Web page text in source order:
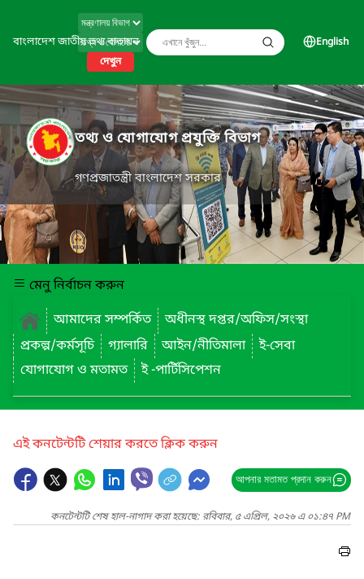
বাংলাদেশ জাতীয় তথ্য বাতায়ন
দেখুন
English
তথ্য ও যোগাযোগ প্রযুক্তি বিভাগ
গণপ্রজাতন্ত্রী বাংলাদেশ সরকার
মেনু নির্বাচন করুন
আমাদের সম্পর্কিত
অধীনস্থ দপ্তর/অফিস/সংস্থা
প্রকল্প/কর্মসূচি
গ্যালারি আইন/নীতিমালা
ই-সেবা
যোগাযোগ ও মতামত
ই -পার্টিসিপেশন
এই কনটেন্টটি শেয়ার করতে ক্লিক করুন
আপনার মতামত প্রদান করুন
কনটেন্টটি শেষ হাল-নাগাদ করা হয়েছে: রবিবার, ৫ এপ্রিল, ২০২৬ এ ০১:৪৭ PM